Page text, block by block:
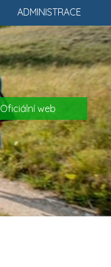
ADMINISTRACE
Oficiální web